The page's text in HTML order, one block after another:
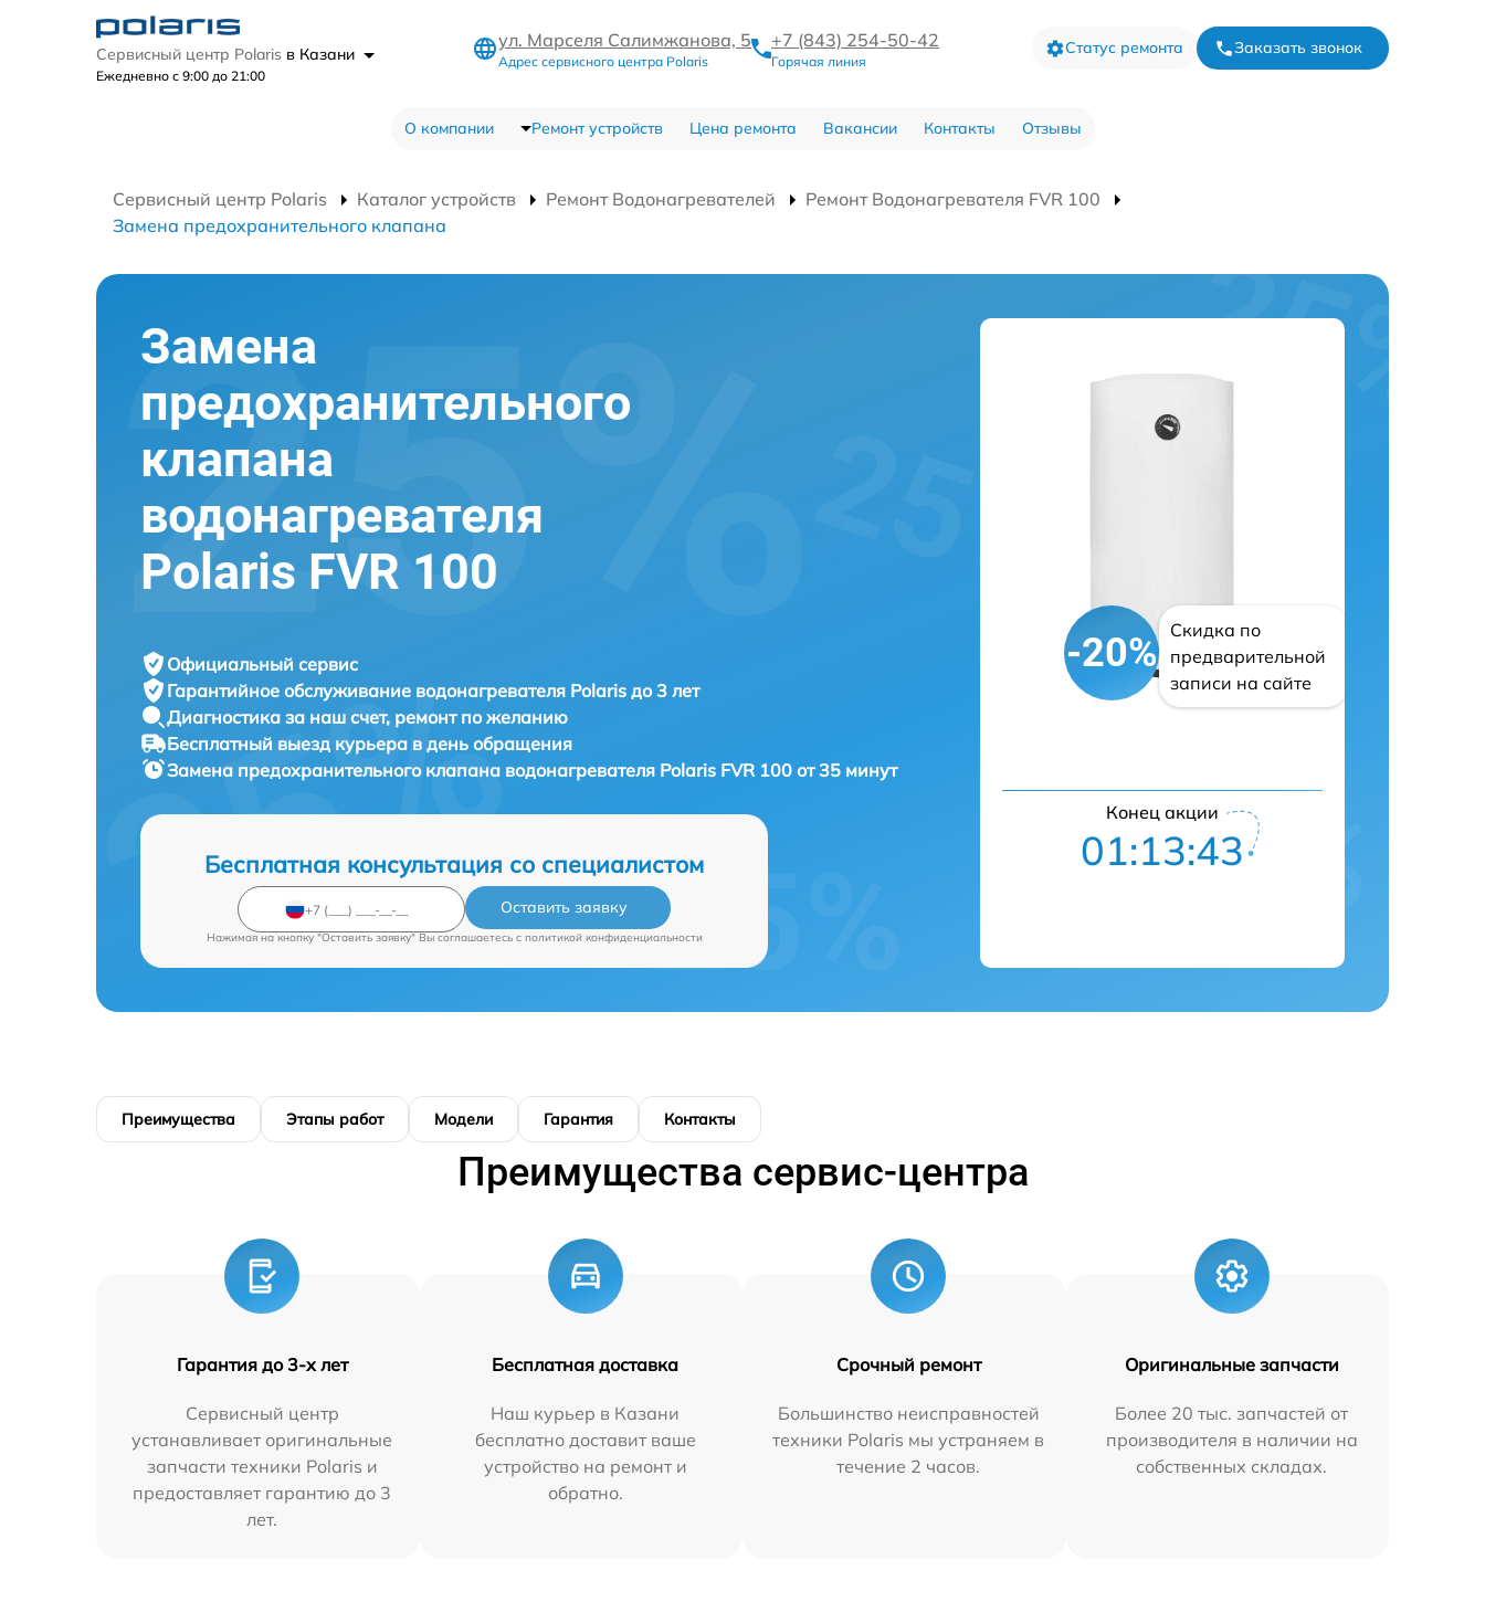
Сервисный центр Polaris в Казани
Ежедневно с 9:00 до 21:00
ул. Марселя Салимжанова, 5
Адрес сервисного центра Polaris
+7 (843) 254-50-42
Горячая линия
Статус ремонта Заказать звонок
О компании Ремонт устройств Цена ремонта Вакансии Контакты Отзывы
Сервисный центр Polaris Каталог устройств Ремонт Водонагревателей
Ремонт Водонагревателя FVR 100
Замена предохранительного клапана
Замена
предохранительного
клапана
водонагревателя
Polaris FVR 100
Официальный сервис
Гарантийное обслуживание водонагревателя Polaris до 3 лет
Диагностика за наш счет, ремонт по желанию
Бесплатный выезд курьера в день обращения
Замена предохранительного клапана водонагревателя Polaris FVR 100 от 35 минут
Бесплатная консультация со специалистом
Оставить заявку
Нажимая на кнопку "Оставить заявку" Вы соглашаетесь c политикой конфиденциальности
-20%
Скидка по
предварительной
записи на сайте
Конец акции
01:13:42
Преимущества Этапы работ Модели Гарантия Контакты
Преимущества сервис-центра
Гарантия до 3-х лет
Сервисный центр
устанавливает оригинальные
запчасти техники Polaris и
предоставляет гарантию до 3
лет.
Бесплатная доставка
Наш курьер в Казани
бесплатно доставит ваше
устройство на ремонт и
обратно.
Срочный ремонт
Большинство неисправностей
техники Polaris мы устраняем в
течение 2 часов.
Оригинальные запчасти
Более 20 тыс. запчастей от
производителя в наличии на
собственных складах.